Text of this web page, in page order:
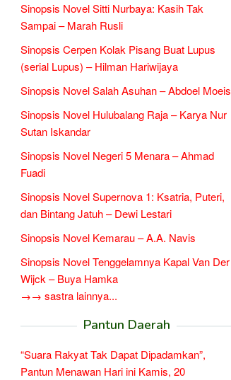
Sinopsis Novel Sitti Nurbaya: Kasih Tak
Sampai – Marah Rusli
Sinopsis Cerpen Kolak Pisang Buat Lupus
(serial Lupus) – Hilman Hariwijaya
Sinopsis Novel Salah Asuhan – Abdoel Moeis
Sinopsis Novel Hulubalang Raja – Karya Nur
Sutan Iskandar
Sinopsis Novel Negeri 5 Menara – Ahmad
Fuadi
Sinopsis Novel Supernova 1: Ksatria, Puteri,
dan Bintang Jatuh – Dewi Lestari
Sinopsis Novel Kemarau – A.A. Navis
Sinopsis Novel Tenggelamnya Kapal Van Der
Wijck – Buya Hamka
→→ sastra lainnya...
Pantun Daerah
“Suara Rakyat Tak Dapat Dipadamkan”,
Pantun Menawan Hari ini Kamis, 20